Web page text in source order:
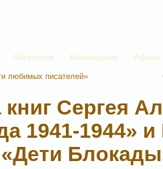
Читателям Краеведение Афиша
любимых писателей»
Сергея
1941-1944»